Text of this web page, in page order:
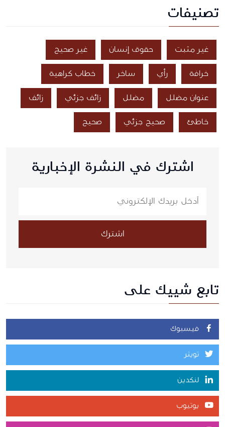
تصنيفات
غير مثبت حقوق إنسان غير صحيح
خرافة رأي ساخر خطاب كراهية
عنوان مضلل مضلل زائف جزئي زائف
خاطئ صحيح جزئي صحيح
اشترك في النشرة الإخبارية
اشترك
تابع شييك على
فيسبوك
تويتر
لنكدين
يوتيوب